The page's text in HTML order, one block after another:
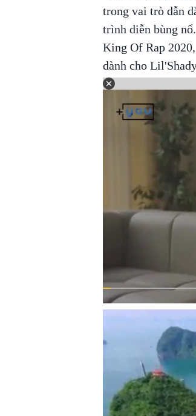
trong vai trò dẫn
trình diễn bùng
King Of Rap
dành cho